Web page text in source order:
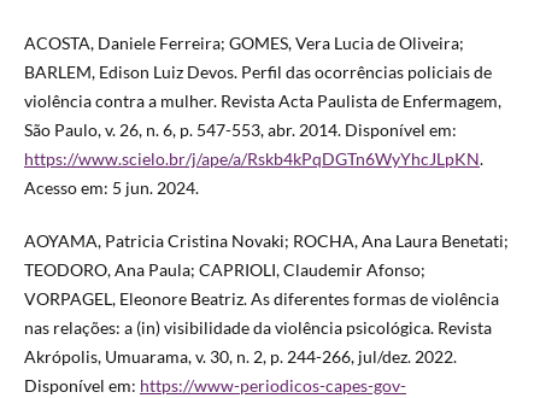
ACOSTA, Daniele Ferreira; GOMES, Vera Lucia de Oliveira;
BARLEM, Edison Luiz Devos. Perfil das ocorrências policiais de
violência contra a mulher. Revista Acta Paulista de Enfermagem,
São Paulo, v. 26, n. 6, p. 547-553, abr. 2014. Disponível em:
https://www.scielo.br/j/ape/a/Rskb4kPqDGTn6WyYhcJLpKN.
Acesso em: 5 jun. 2024.
AOYAMA, Patricia Cristina Novaki; ROCHA, Ana Laura Benetati;
TEODORO, Ana Paula; CAPRIOLI, Claudemir Afonso;
VORPAGEL, Eleonore Beatriz. As diferentes formas de violência
nas relações: a (in) visibilidade da violência psicológica. Revista
Akrópolis, Umuarama, v. 30, n. 2, p. 244-266, jul/dez. 2022.
Disponível em: https://www-periodicos-capes-gov-